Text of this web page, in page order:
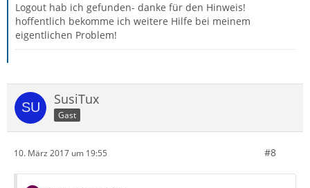
Logout hab ich gefunden- danke für den Hinweis!
hoffentlich bekomme ich weitere Hilfe bei meinem
eigentlichen Problem!
SusiTux
Gast
10. März 2017 um 19:55 #8